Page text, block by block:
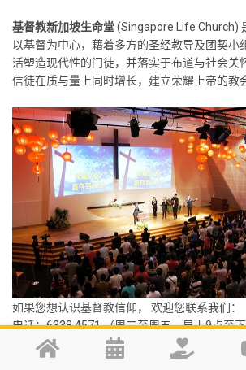
基督教新加坡生命堂(Singapore Life Church)
以基督为中心，藉着多方的圣经教导及团契小
活塑造现代性的门徒，并落实于布道与社会关
信徒在质与量上同时增长，建立荣耀上帝的教
如果您想认识基督教信仰， 欢迎您联系我们：
电话：6338 4571 （周二至周五，早上9点至
电邮：office@lifechurch.org.sg